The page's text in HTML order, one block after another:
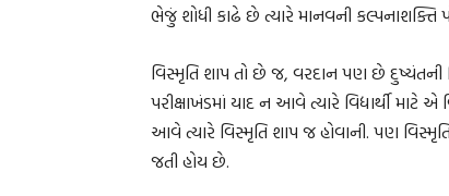
ભેજું શોધી કાઢે છે ત્યારે માનવની કલ્પનાશક્તિ
વિસ્મૃતિ શાપ તો છે જ, વરદાન પણ છે
પરીક્ષાખંડમાં યાદ ન આવે ત્યારે વિદ્યાર્થી
આવે ત્યારે વિસ્મૃતિ શાપ જ હોવાની. પણ
જતી હોય છે.